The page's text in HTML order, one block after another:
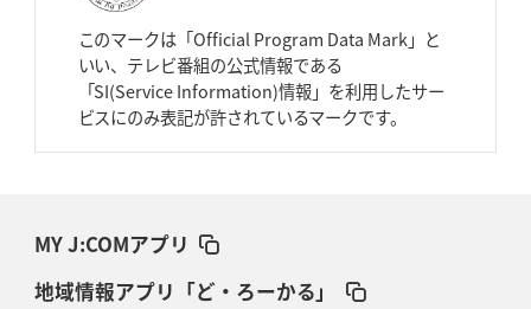
このマークは「Official Program Data Mark」と
いい、テレビ番組の公式情報である
「SI(Service Information)情報」を利用したサー
ビスにのみ表記が許されているマークです。
MY J:COMアプリ
地域情報アプリ「ど・ろーかる」